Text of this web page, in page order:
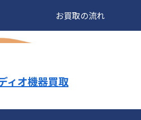
お買取の流れ
ィオ機器買取